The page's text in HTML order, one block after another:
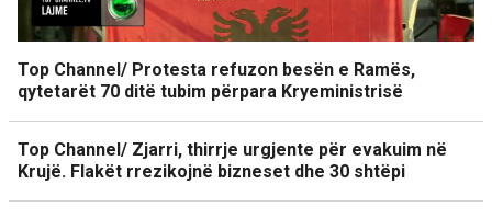
Top Channel/ Protesta refuzon besën e Ramës,
qytetarët 70 ditë tubim përpara Kryeministrisë
Top Channel/ Zjarri, thirrje urgjente për evakuim në
Krujë. Flakët rrezikojnë bizneset dhe 30 shtëpi